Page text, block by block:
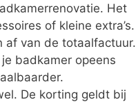
Het
of kleine extra’s.
af van de totaalfactuur.
badkamer opeens
De korting geldt bij